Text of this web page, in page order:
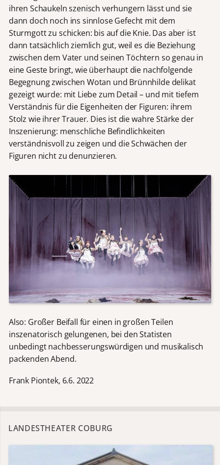
ihren Schaukeln szenisch verhungern lässt und sie
dann doch noch ins sinnlose Gefecht mit dem
Sturmgott zu schicken: bis auf die Knie. Das aber ist
dann tatsächlich ziemlich gut, weil es die Beziehung
zwischen dem Vater und seinen Töchtern so genau in
eine Geste bringt, wie überhaupt die nachfolgende
Begegnung zwischen Wotan und Brünnhilde delikat
gezeigt wurde: mit Liebe zum Detail – und mit tiefem
Verständnis für die Eigenheiten der Figuren: ihrem
Stolz wie ihrer Trauer. Dies ist die wahre Stärke der
Inszenierung: menschliche Befindlichkeiten
verständnisvoll zu zeigen und die Schwächen der
Figuren nicht zu denunzieren.
Also: Großer Beifall für einen in großen Teilen
inszenatorisch gelungenen, bei den Statisten
unbedingt nachbesserungswürdigen und musikalisch
packenden Abend.
Frank Piontek, 6.6. 2022
LANDESTHEATER COBURG